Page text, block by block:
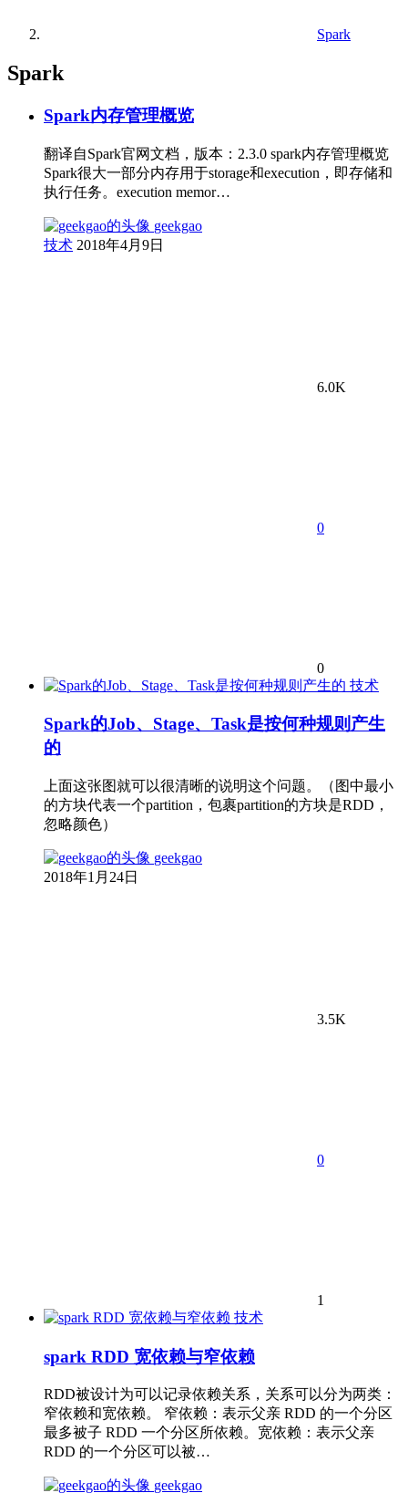
Spark
Spark
Spark内存管理概览
翻译自Spark官网文档，版本：2.3.0 spark内存管理概览
Spark很大一部分内存用于storage和execution，即存储和
执行任务。execution memor…
geekgao
技术 2018年4月9日
6.0K
0
0
技术
Spark的Job、Stage、Task是按何种规则产生
的
上面这张图就可以很清晰的说明这个问题。（图中最小
的方块代表一个partition，包裹partition的方块是RDD，
忽略颜色）
geekgao
2018年1月24日
3.5K
0
1
技术
spark RDD 宽依赖与窄依赖
RDD被设计为可以记录依赖关系，关系可以分为两类：
窄依赖和宽依赖。 窄依赖：表示父亲 RDD 的一个分区
最多被子 RDD 一个分区所依赖。宽依赖：表示父亲
RDD 的一个分区可以被…
geekgao